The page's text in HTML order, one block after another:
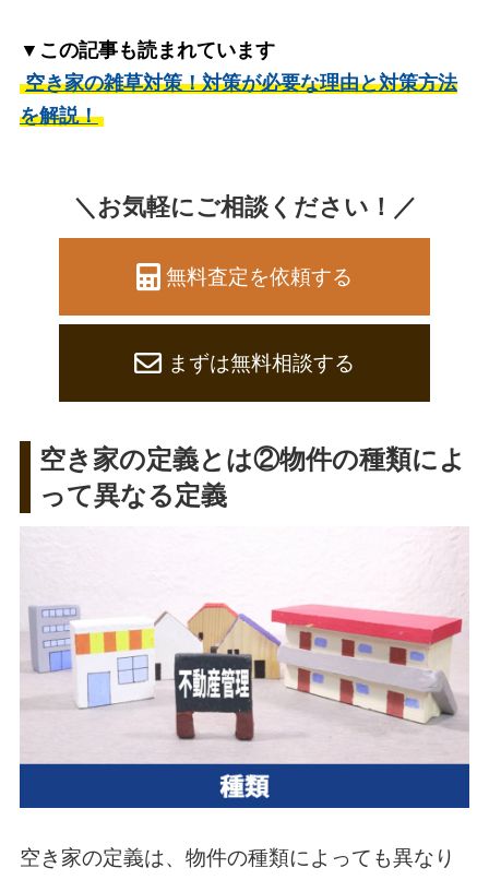
▼この記事も読まれています
空き家の雑草対策！対策が必要な理由と対策方法
を解説！
＼お気軽にご相談ください！／
無料査定を依頼する
まずは無料相談する
空き家の定義とは②物件の種類によ
って異なる定義
空き家の定義は、物件の種類によっても異なり